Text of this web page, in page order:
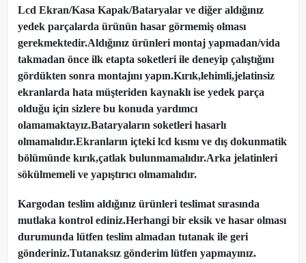
Lcd Ekran/Kasa Kapak/Bataryalar ve diğer aldığınız
yedek parçalarda ürünün hasar görmemiş olması
gerekmektedir.Aldığınız ürünleri montaj yapmadan/vida
takmadan önce ilk etapta soketleri ile deneyip çalıştığını
gördükten sonra montajını yapın.Kırık,lehimli,jelatinsiz
ekranlarda hata müşteriden kaynaklı ise yedek parça
olduğu için sizlere bu konuda yardımcı
olamamaktayız.Bataryaların soketleri hasarlı
olmamalıdır.Ekranların içteki lcd kısmı ve dış dokunmatik
bölümünde kırık,çatlak bulunmamalıdır.Arka jelatinleri
sökülmemeli ve yapıştırıcı olmamalıdır.
Kargodan teslim aldığınız ürünleri teslimat sırasında
mutlaka kontrol ediniz.Herhangi bir eksik ve hasar olması
durumunda lütfen teslim almadan tutanak ile geri
gönderiniz.Tutanaksız gönderim lütfen yapmayınız.